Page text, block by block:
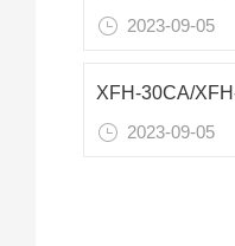
2023-09-05
2023-09-05